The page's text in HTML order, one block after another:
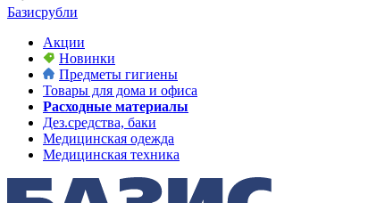
Базисрубли
Акции
Новинки
Предметы гигиены
Товары для дома и офиса
Расходные материалы
Дез.средства, баки
Медицинская одежда
Медицинская техника